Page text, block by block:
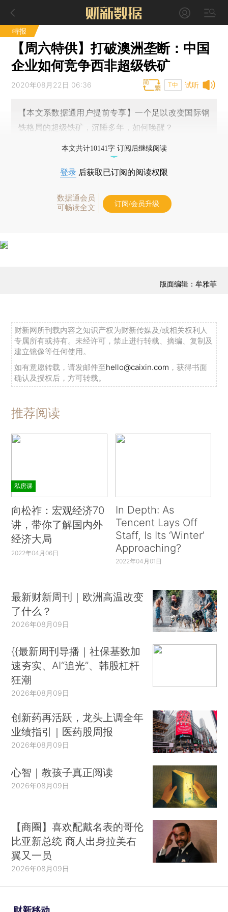
特报
【周六特供】打破澳洲垄断：中国
企业如何竞争西非超级铁矿
试听
2020年08月22日 06:36 T中
【本文系数据通用户提前专享】一个足以改变国际钢
铁格局的超级铁矿，沉睡多年，如何唤醒？
本文共计10141字 订阅后继续阅读
登录 后获取已订阅的阅读权限
数据通会员
可畅读全文
订阅/会员升级
版面编辑：牟雅菲
财新网所刊载内容之知识产权为财新传媒及/或相关权利人
专属所有或持有。未经许可，禁止进行转载、摘编、复制及
建立镜像等任何使用。
如有意愿转载，请发邮件至hello@caixin.com ，获得书面
确认及授权后，方可转载。
推荐阅读
私房课
向松祚：宏观经济70
讲，带你了解国内外
经济大局
2022年04月06日
In Depth: As
Tencent Lays Off
Staff, Is Its ‘Winter’
Approaching?
2022年04月01日
最新财新周刊｜欧洲高温改变
了什么？
2026年08月09日
{{最新周刊导播｜社保基数加
速夯实、AI“追光”、韩股杠杆
狂潮
2026年08月09日
创新药再活跃，龙头上调全年
业绩指引｜医药股周报
2026年08月09日
心智｜教孩子真正阅读
2026年08月09日
【商圈】喜欢配戴名表的哥伦
比亚新总统 商人出身拉美右
翼又一员
2026年08月09日